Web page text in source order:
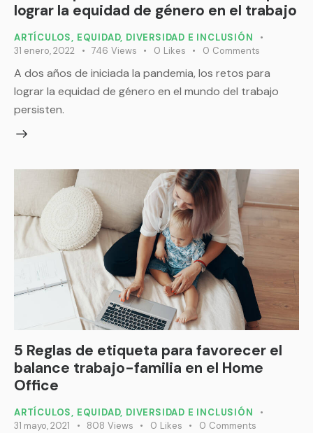
lograr la equidad de género en el trabajo
ARTÍCULOS, EQUIDAD, DIVERSIDAD E INCLUSIÓN
31 enero, 2022
746 Views 0 Likes 0 Comments
A dos años de iniciada la pandemia, los retos para
lograr la equidad de género en el mundo del trabajo
persisten.
5 Reglas de etiqueta para favorecer el
balance trabajo-familia en el Home
Office
ARTÍCULOS, EQUIDAD, DIVERSIDAD E INCLUSIÓN
31 mayo, 2021
808 Views 0 Likes 0 Comments